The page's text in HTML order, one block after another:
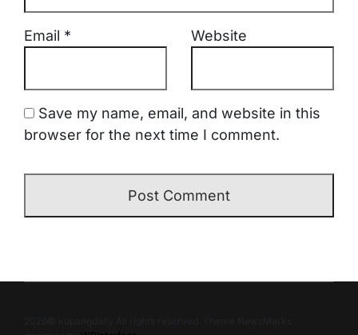
Email * Website
Save my name, email, and website in this
browser for the next time I comment.